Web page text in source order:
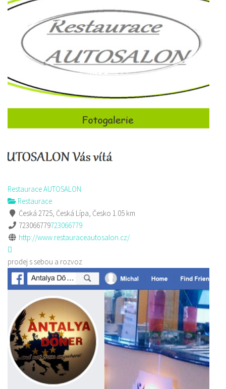
Restaurace AUTOSALON
Restaurace
Česká 2725, Česká Lípa, Česko 1.05 km
723066779723066779
http://www.restauraceautosalon.cz/
prodej s sebou a rozvoz